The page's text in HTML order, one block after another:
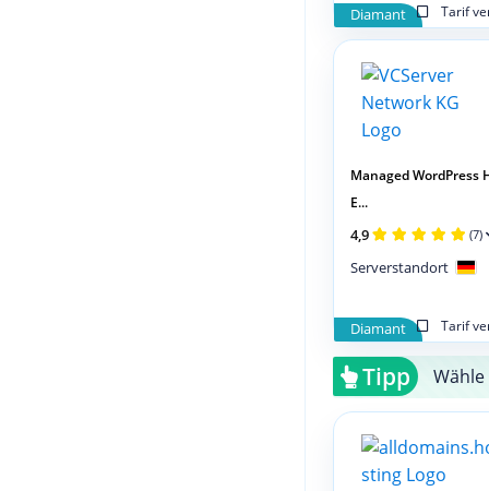
Diamant Tarif
Diamant Tarif
Managed WordPress
E...
4,9 (7)
Serverstandort
Tipp